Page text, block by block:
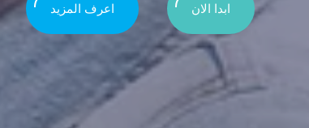
اعرف المزيد ابدا الان